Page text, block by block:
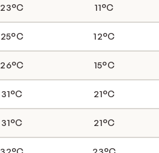
23°C 11°C
25°C 12°C
26°C 15°C
31°C 21°C
31°C 21°C